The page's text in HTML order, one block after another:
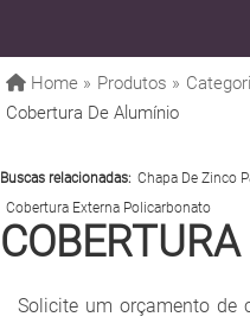
Home » Produtos »
Cobertura De Alumínio
Buscas relacionadas: Chapa De Zinco
Cobertura Externa Policarbonato
Solicite um orçamento de